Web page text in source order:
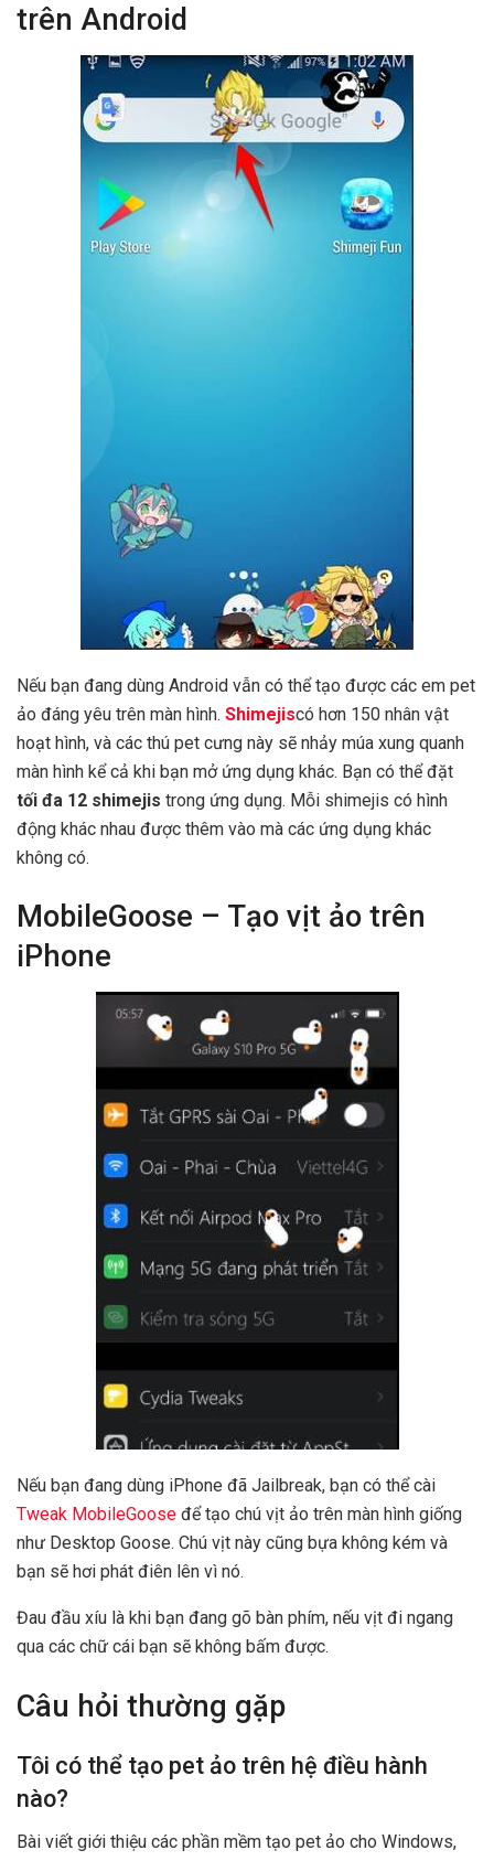
trên Android
Nếu bạn đang dùng Android vẫn có thể tạo được các em pet
ảo đáng yêu trên màn hình. Shimejiscó hơn 150 nhân vật
hoạt hình, và các thú pet cưng này sẽ nhảy múa xung quanh
màn hình kể cả khi bạn mở ứng dụng khác. Bạn có thể đặt
tối đa 12 shimejis trong ứng dụng. Mỗi shimejis có hình
động khác nhau được thêm vào mà các ứng dụng khác
không có.
MobileGoose – Tạo vịt ảo trên
iPhone
Nếu bạn đang dùng iPhone đã Jailbreak, bạn có thể cài
Tweak MobileGoose để tạo chú vịt ảo trên màn hình giống
như Desktop Goose. Chú vịt này cũng bựa không kém và
bạn sẽ hơi phát điên lên vì nó.
Đau đầu xíu là khi bạn đang gõ bàn phím, nếu vịt đi ngang
qua các chữ cái bạn sẽ không bấm được.
Câu hỏi thường gặp
Tôi có thể tạo pet ảo trên hệ điều hành
nào?
Bài viết giới thiệu các phần mềm tạo pet ảo cho Windows,